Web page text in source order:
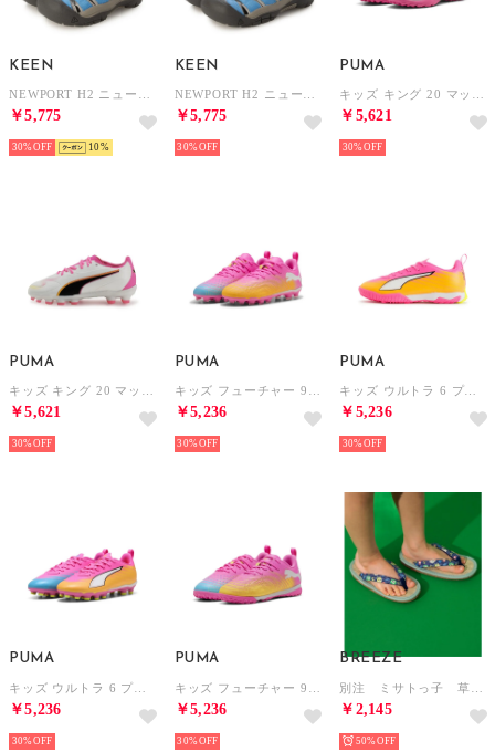
KEEN
￥5,775
30% 10
KEEN
￥5,775
30%
PUMA
￥5,621
30%
PUMA
￥5,621
30%
PUMA
￥5,236
30%
PUMA
￥5,236
30%
PUMA
￥5,236
30%
PUMA
￥5,236
30%
BREEZE
￥2,145
50%